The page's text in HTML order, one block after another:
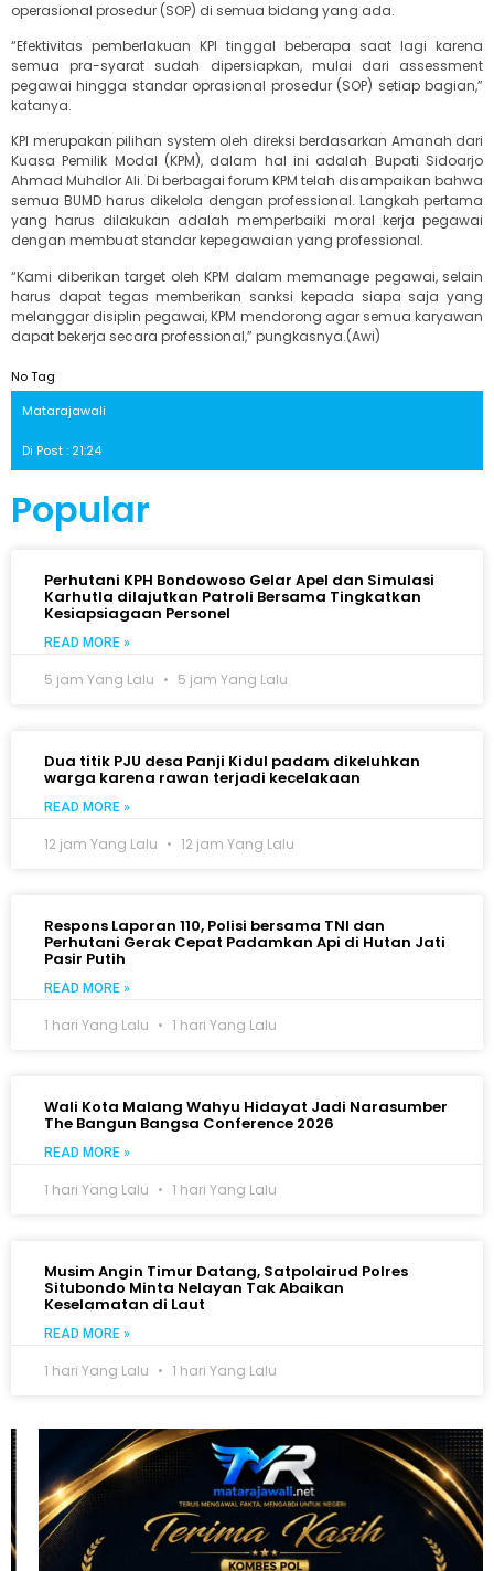
operasional prosedur (SOP) di semua bidang yang ada.
“Efektivitas pemberlakuan KPI tinggal beberapa saat lagi karena
semua pra-syarat sudah dipersiapkan, mulai dari assessment
pegawai hingga standar oprasional prosedur (SOP) setiap bagian,”
katanya.
KPI merupakan pilihan system oleh direksi berdasarkan Amanah dari
Kuasa Pemilik Modal (KPM), dalam hal ini adalah Bupati Sidoarjo
Ahmad Muhdlor Ali. Di berbagai forum KPM telah disampaikan bahwa
semua BUMD harus dikelola dengan professional. Langkah pertama
yang harus dilakukan adalah memperbaiki moral kerja pegawai
dengan membuat standar kepegawaian yang professional.
“Kami diberikan target oleh KPM dalam memanage pegawai, selain
harus dapat tegas memberikan sanksi kepada siapa saja yang
melanggar disiplin pegawai, KPM mendorong agar semua karyawan
dapat bekerja secara professional,” pungkasnya.(Awi)
No Tag
Matarajawali
Di Post : 21:24
Popular
Perhutani KPH Bondowoso Gelar Apel dan Simulasi
Karhutla dilajutkan Patroli Bersama Tingkatkan
Kesiapsiagaan Personel
READ MORE »
5 jam Yang Lalu 5 jam Yang Lalu
Dua titik PJU desa Panji Kidul padam dikeluhkan
warga karena rawan terjadi kecelakaan
READ MORE »
12 jam Yang Lalu 12 jam Yang Lalu
Respons Laporan 110, Polisi bersama TNI dan
Perhutani Gerak Cepat Padamkan Api di Hutan Jati
Pasir Putih
READ MORE »
1 hari Yang Lalu 1 hari Yang Lalu
Wali Kota Malang Wahyu Hidayat Jadi Narasumber
The Bangun Bangsa Conference 2026
READ MORE »
1 hari Yang Lalu 1 hari Yang Lalu
Musim Angin Timur Datang, Satpolairud Polres
Situbondo Minta Nelayan Tak Abaikan
Keselamatan di Laut
READ MORE »
1 hari Yang Lalu 1 hari Yang Lalu